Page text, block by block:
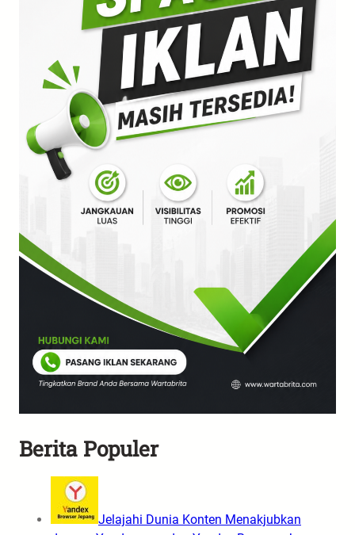
Berita Populer
Jelajahi Dunia Konten Menakjubkan